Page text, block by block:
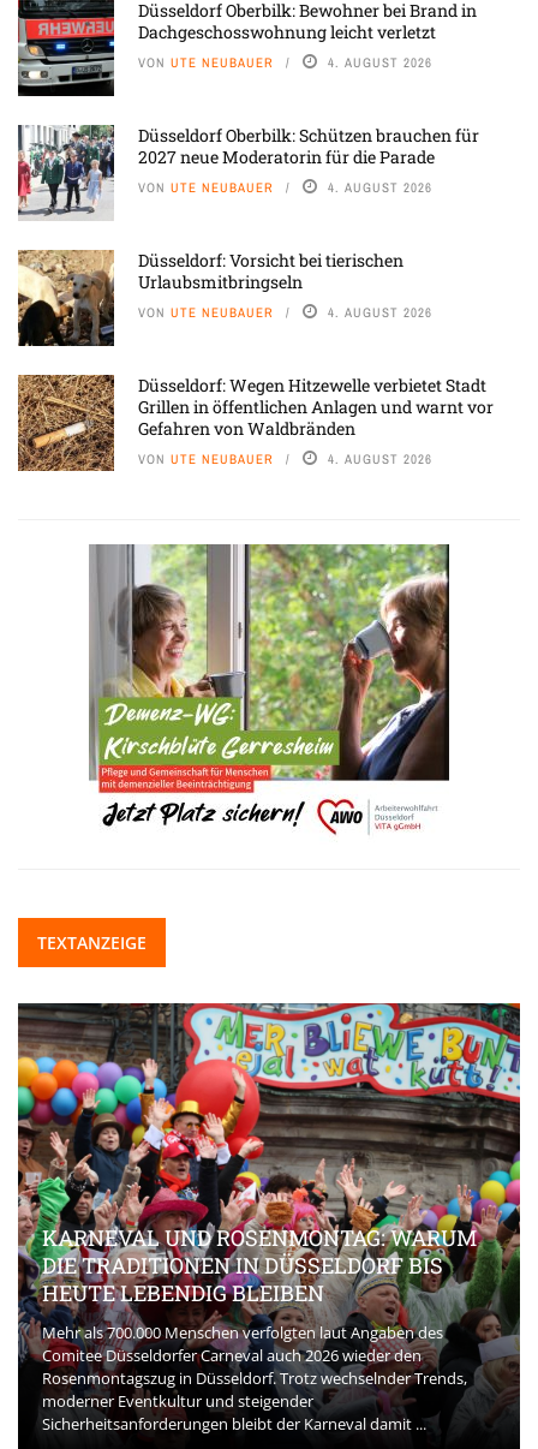
Düsseldorf Oberbilk: Bewohner bei Brand in
Dachgeschosswohnung leicht verletzt
VON UTE NEUBAUER 4. AUGUST 2026
Düsseldorf Oberbilk: Schützen brauchen für
2027 neue Moderatorin für die Parade
VON UTE NEUBAUER 4. AUGUST 2026
Düsseldorf: Vorsicht bei tierischen
Urlaubsmitbringseln
VON UTE NEUBAUER 4. AUGUST 2026
Düsseldorf: Wegen Hitzewelle verbietet Stadt
Grillen in öffentlichen Anlagen und warnt vor
Gefahren von Waldbränden
VON UTE NEUBAUER 4. AUGUST 2026
TEXTANZEIGE
KARNEVAL UND ROSENMONTAG: WARUM
DIE TRADITIONEN IN DÜSSELDORF BIS
HEUTE LEBENDIG BLEIBEN
Mehr als 700.000 Menschen verfolgten laut Angaben des
Comitee Düsseldorfer Carneval auch 2026 wieder den
Rosenmontagszug in Düsseldorf. Trotz wechselnder Trends,
moderner Eventkultur und steigender
Sicherheitsanforderungen bleibt der Karneval damit ...